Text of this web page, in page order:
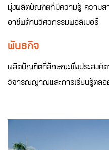
มุ่งผลิตบัณฑิตที่มีความรู้ ความส
อาชีพด้านวิศวกรรมพอลิเมอร์
พันธกิจ
ผลิตบัณฑิตที่ลักษณะพึงประสงค์
วิจารณญาณและการเรียนรู้ตล